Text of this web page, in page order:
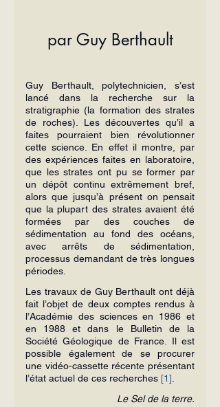
par Guy Berthault
Guy Berthault, polytechnicien, s’est
lancé dans la recherche sur la
stratigraphie (la formation des strates
de roches). Les découvertes qu’il a
faites pourraient bien révolutionner
cette science. En effet il montre, par
des expériences faites en laboratoire,
que les strates ont pu se former par
un dépôt continu extrêmement bref,
alors que jusqu’à présent on pensait
que la plupart des strates avaient été
formées par des couches de
sédimentation au fond des océans,
avec arrêts de sédimentation,
processus demandant de très longues
périodes.
Les travaux de Guy Berthault ont déjà
fait l’objet de deux comptes rendus à
l’Académie des sciences en 1986 et
en 1988 et dans le Bulletin de la
Société Géologique de France. Il est
possible également de se procurer
une vidéo-cassette récente présentant
l’état actuel de ces recherches [1]
Le Sel de la terre.